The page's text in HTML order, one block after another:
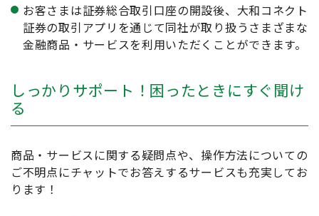
お客さまは証券総合取引口座の開設後、大和コネクト
証券の取引アプリを通じて同社が取り扱うさまざまな
金融商品・サービスを利用いただくことができます。
しっかりサポート！困ったときにすぐ聞け
る
商品・サービスに関する疑問点や、操作方法についての
ご不明点にチャットでお答えするサービスも充実してお
ります！